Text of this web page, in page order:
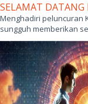
SELAMAT DATANG
Menghadiri peluncuran
sungguh memberikan